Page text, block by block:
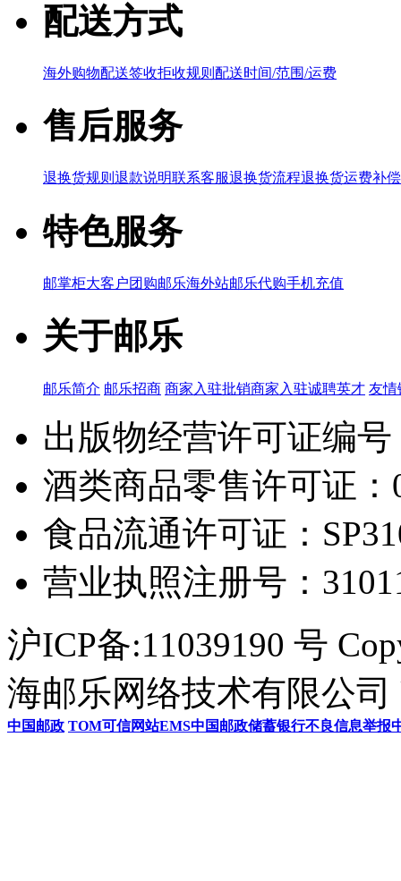
配送方式
海外购物配送签收拒收规则 配送时间/范围/运费
售后服务
退换货规则 退款说明联系客服退换货流程退换货运费补
特色服务
邮掌柜大客户团购邮乐海外站邮乐代购手机充值
关于邮乐
邮乐简介 邮乐招商 商家入驻批销商家入驻诚聘英才 友情
出版物经营许可证编
酒类商品零售许可证：
食品流通许可证：
营业执照注册号：
沪ICP备:11039190 号
海邮乐网络技术有限公司
中国邮政 TOM可信网站EMS中国邮政储蓄银行不良信息举报